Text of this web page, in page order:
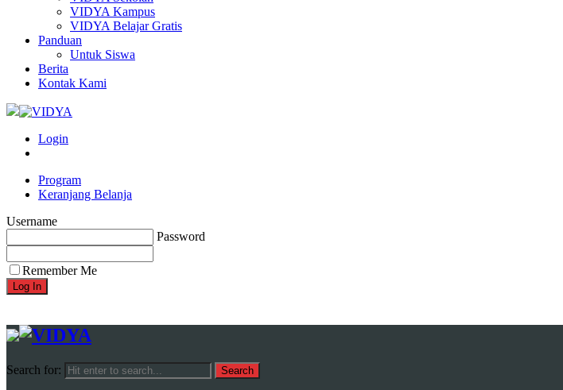
VIDYA Kampus
VIDYA Belajar Gratis
Panduan
Untuk Siswa
Berita
Kontak Kami
Login
Program
Keranjang Belanja
Username
Password
Remember Me
Search for: